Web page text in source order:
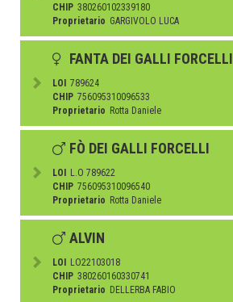
CHIP 380260102339180
Proprietario GARGIVOLO LUCA
FANTA DEI GALLI FORCELLI
LOI
789624
CHIP 756095310096533
Proprietario Rotta Daniele
FÒ DEI GALLI FORCELLI
LOI
L.O 789622
CHIP 756095310096540
Proprietario Rotta Daniele
ALVIN
LOI
LO22103018
CHIP 380260160330741
Proprietario DELLERBA FABIO